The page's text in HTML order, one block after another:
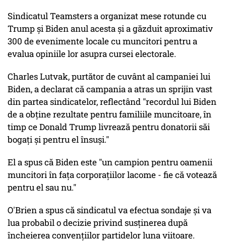
Sindicatul Teamsters a organizat mese rotunde cu
Trump și Biden anul acesta și a găzduit aproximativ
300 de evenimente locale cu muncitori pentru a
evalua opiniile lor asupra cursei electorale.
Charles Lutvak, purtător de cuvânt al campaniei lui
Biden, a declarat că campania a atras un sprijin vast
din partea sindicatelor, reflectând "recordul lui Biden
de a obține rezultate pentru familiile muncitoare, în
timp ce Donald Trump livrează pentru donatorii săi
bogați și pentru el însuși."
El a spus că Biden este "un campion pentru oamenii
muncitori în fața corporațiilor lacome - fie că votează
pentru el sau nu."
O'Brien a spus că sindicatul va efectua sondaje și va
lua probabil o decizie privind susținerea după
încheierea convențiilor partidelor luna viitoare.